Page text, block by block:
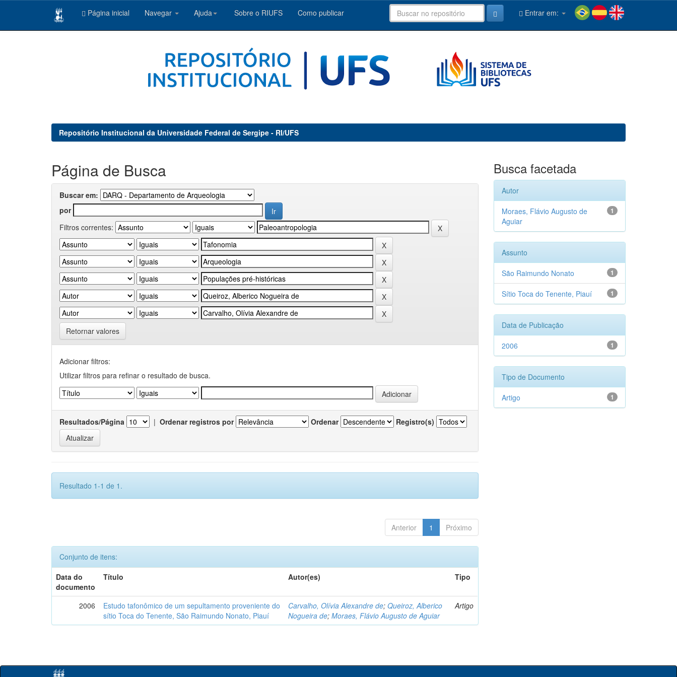
Página inicial Navegar Ajuda Sobre o RIUFS Como publicar Entrar em:
Repositório Institucional da Universidade Federal de Sergipe - RI/UFS
Página de Busca
Buscar em:
por
Filtros correntes:
Retornar valores
Adicionar filtros:
Utilizar filtros para refinar o resultado de busca.
Resultados/Página | Ordenar registros por Ordenar Registro(s)
Resultado 1-1 de 1.
Anterior 1 Próximo
Conjunto de itens:
Data do
documento
Título Autor(es) Tipo
2006
Estudo tafonômico de um sepultamento proveniente do
sítio Toca do Tenente, São Raimundo Nonato, Piauí
Carvalho, Olívia Alexandre de;Queiroz, Alberico
Nogueira de;Moraes, Flávio Augusto de Aguiar
Artigo
Busca facetada
Autor
1
Moraes, Flávio Augusto de
Aguiar
Assunto
1
São Raimundo Nonato
1
Sítio Toca do Tenente, Piauí
Data de Publicação
1
2006
Tipo de Documento
1
Artigo